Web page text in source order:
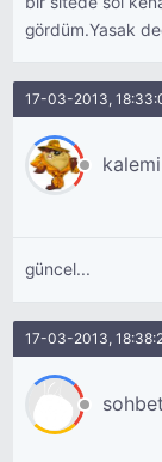
gördüm.Yasak
17-03-2013,
güncel...
17-03-2013,